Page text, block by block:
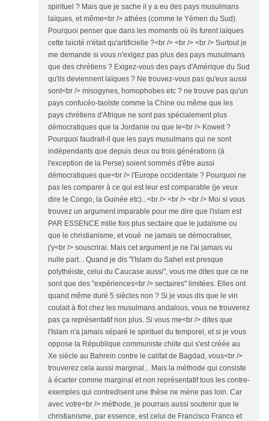
spirituel ? Mais que je sache il y a eu des pays musulmans
laïques, et même<br /> athées (comme le Yémen du Sud).
Pourquoi penser que dans les moments où ils furent laïques
cette laïcité n'était qu'artificielle ?<br /> <br /> <br /> Surtout je
me demande si vous n'exigez pas plus des pays musulmans
que des chrétiens ? Exigez-vous des pays d'Amérique du Sud
qu'ils deviennent laïques ? Ne trouvez-vous pas qu'eux aussi
sont<br /> misogynes, homophobes etc ? ne trouve pas qu'un
pays confucéo-taoïste comme la Chine ou même que les
pays chrétiens d'Afrique ne sont pas spécialement plus
démocratiques que la Jordanie ou que le<br /> Koweit ?
Pourquoi faudrait-il que les pays musulmans qui ne sont
indépendants que depuis deux ou trois générations (à
l'exception de la Perse) soient sommés d'être aussi
démocratiques que<br /> l'Europe occidentale ? Pourquoi ne
pas les comparer à ce qui est leur est comparable (je veux
dire le Congo, la Guinée etc)...<br /> <br /> <br /> Moi si vous
trouvez un argument imparable pour me dire que l'islam est
PAR ESSENCE mille fois plus sectaire que le judaïsme ou
que le christianisme, et voué ne jamais se démocratiser,
j'y<br /> souscrirai. Mais cet argument je ne l'ai jamais vu
nulle part... Quand je dis "l'Islam du Sahel est presque
polythéiste, celui du Caucase aussi", vous me dites que ce ne
sont que des "expériences<br /> sectaires" limitées. Elles ont
quand même duré 5 siècles non ? Si je vous dis que le vin
coulait à flot chez les musulmans andalous, vous ne trouverez
pas ça représentatif non plus. Si vous me<br /> dites que
l'Islam n'a jamais séparé le spirituel du temporel, et si je vous
oppose la République communiste chiite qui s'est créée au
Xe siècle au Bahrein contre le califat de Bagdad, vous<br />
trouverez cela aussi marginal... Mais la méthode qui consiste
à écarter comme marginal et non représentatif tous les contre-
exemples qui contredisent une thèse ne mène pas loin. Car
avec votre<br /> méthode, je pourrais aussi soutenir que le
christianisme, par essence, est celui de Francisco Franco et